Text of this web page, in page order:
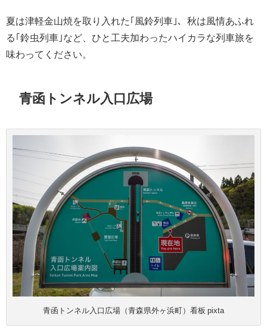
夏は津軽金山焼を取り入れた｢風鈴列車｣、秋は風情あふれ
る｢鈴虫列車｣など、ひと工夫加わったハイカラな列車旅を
味わってください。
青函トンネル入口広場
青函トンネル入口広場（青森県外ヶ浜町）看板 pixta